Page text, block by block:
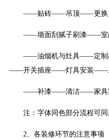
——贴砖——吊顶——更换
——墙面刮腻子刷漆——室
——油烟机与灶具——定
——开关插座——灯具安装——
——补漆——清洁——家具
注：字体同色部分流程可同
2、各装修环节的注意事项